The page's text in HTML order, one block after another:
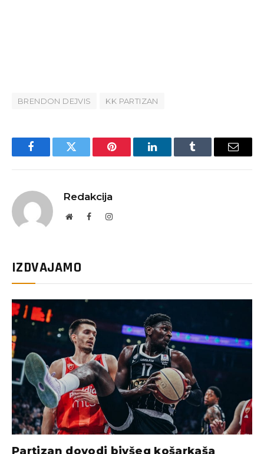
BRENDON DEJVIS KK PARTIZAN
FacebookTwitter Pinterest LinkedInTumblr Email
Redakcija
WebsiteFacebookInstagram
IZDVAJAMO
Partizan dovodi bivšeg košarkaša